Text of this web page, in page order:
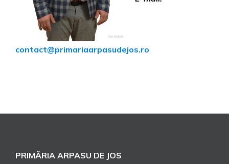
contact@primariaarpasudejos.ro
PRIMĂRIA ARPASU DE JOS